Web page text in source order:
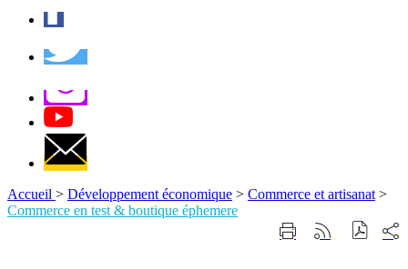
Accueil > Développement économique > Commerce et artisanat >
Commerce en test & boutique éphemere
ImprimerGénérer
sur